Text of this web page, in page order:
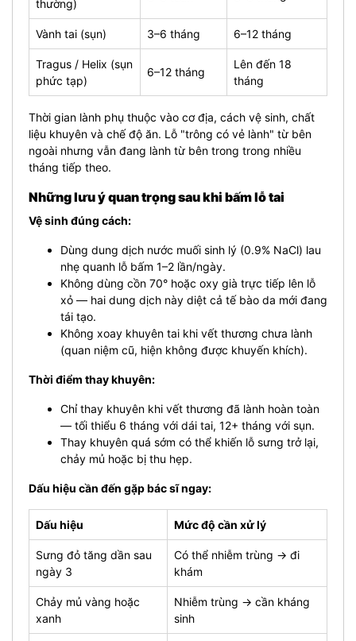
thường)
Vành tai (sụn) 3–6 tháng 6–12 tháng
Tragus / Helix (sụn
phức tạp)
6–12 tháng
Lên đến 18
tháng
Thời gian lành phụ thuộc vào cơ địa, cách vệ sinh, chất
liệu khuyên và chế độ ăn. Lỗ "trông có vẻ lành" từ bên
ngoài nhưng vẫn đang lành từ bên trong trong nhiều
tháng tiếp theo.
Những lưu ý quan trọng sau khi bấm lỗ tai
Vệ sinh đúng cách:
Dùng dung dịch nước muối sinh lý (0.9% NaCl) lau
nhẹ quanh lỗ bấm 1–2 lần/ngày.
Không dùng cồn 70° hoặc oxy già trực tiếp lên lỗ
xỏ — hai dung dịch này diệt cả tế bào da mới đang
tái tạo.
Không xoay khuyên tai khi vết thương chưa lành
(quan niệm cũ, hiện không được khuyến khích).
Thời điểm thay khuyên:
Chỉ thay khuyên khi vết thương đã lành hoàn toàn
— tối thiểu 6 tháng với dái tai, 12+ tháng với sụn.
Thay khuyên quá sớm có thể khiến lỗ sưng trở lại,
chảy mủ hoặc bị thu hẹp.
Dấu hiệu cần đến gặp bác sĩ ngay:
Dấu hiệu Mức độ cần xử lý
Sưng đỏ tăng dần sau
ngày 3
Có thể nhiễm trùng → đi
khám
Chảy mủ vàng hoặc
xanh
Nhiễm trùng → cần kháng
sinh